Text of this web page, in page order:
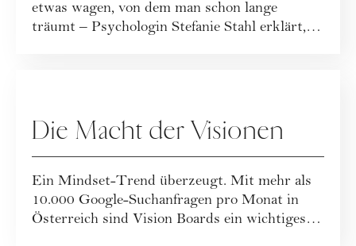
etwas wagen, von dem man schon lange
träumt – Psychologin Stefanie Stahl erklärt,
Die Macht der Visionen
Ein Mindset-Trend überzeugt. Mit mehr als
10.000 Google-Suchanfragen pro Monat in
Österreich sind Vision Boards ein wichtiges